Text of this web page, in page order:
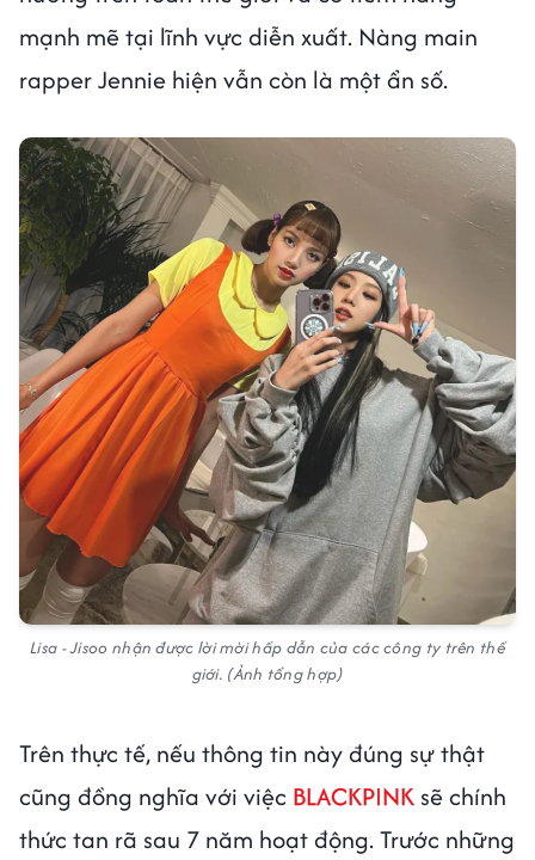
mạnh mẽ tại lĩnh vực diễn xuất. Nàng main
rapper Jennie hiện vẫn còn là một ẩn số.
Lisa - Jisoo nhận được lời mời hấp dẫn của các công ty trên thế
giới. (Ảnh tổng hợp)
Trên thực tế, nếu thông tin này đúng sự thật
cũng đồng nghĩa với việc BLACKPINK sẽ chính
thức tan rã sau 7 năm hoạt động. Trước những